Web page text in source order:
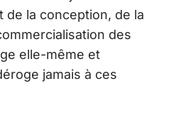
de la conception, de la
des
elle-même et
jamais à ces